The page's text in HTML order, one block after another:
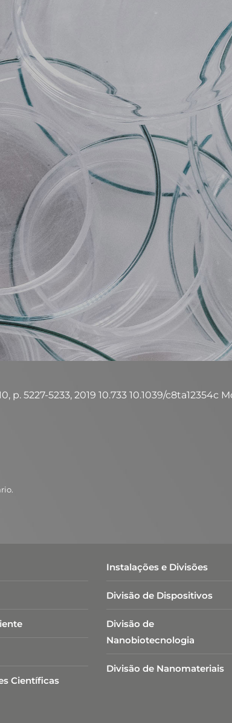
5227-5233, 2019 10.733 10.1039/c8ta12354c
Científicas
Instalações e Divisões
Divisão de Dispositivos
Divisão de
Nanobiotecnologia​
Divisão de Nanomateriais